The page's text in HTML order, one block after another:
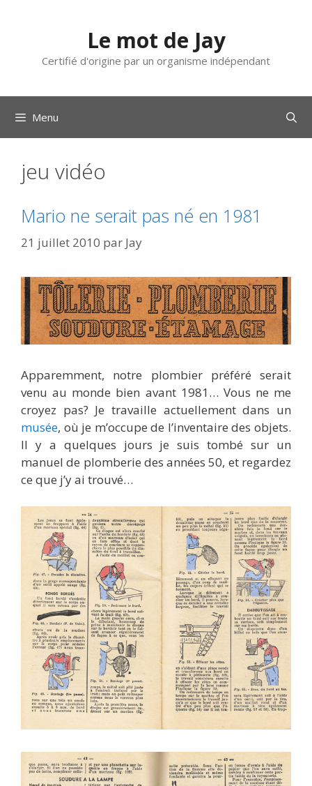
Le mot de Jay
Certifié d'origine par un organisme indépendant
Menu
jeu vidéo
Mario ne serait pas né en 1981
21 juillet 2010 par Jay
Apparemment, notre plombier préféré serait
venu au monde bien avant 1981… Vous ne me
croyez pas? Je travaille actuellement dans un
musée, où je m’occupe de l’inventaire des objets.
Il y a quelques jours je suis tombé sur un
manuel de plomberie des années 50, et regardez
ce que j’y ai trouvé…